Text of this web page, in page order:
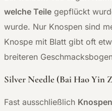
welche Teile gepflückt
wurde. Nur Knospen sind
Knospe mit Blatt gibt oft
breiteren
Silver Needle (Bai Hao Yin
Fast ausschließlich Knospen